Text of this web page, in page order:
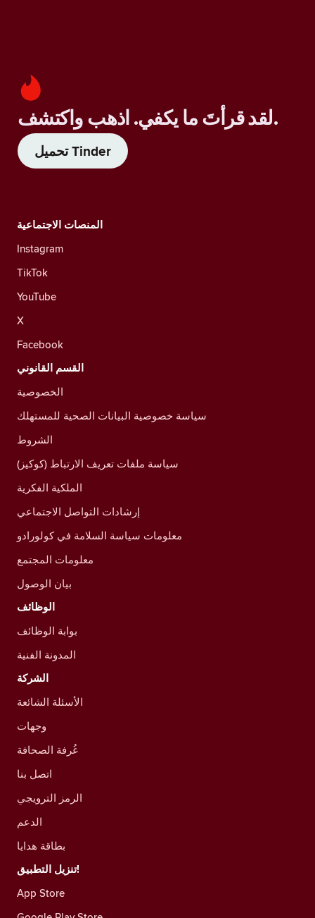
لقد قرأتَ ما يكفي. اذهب واكتشف.
تحميل Tinder
المنصات الاجتماعية
Instagram
TikTok
YouTube
X
Facebook
القسم القانوني
الخصوصية
سياسة خصوصية البيانات الصحية للمستهلك
الشروط
سياسة ملفات تعريف الارتباط (كوكيز)
الملكية الفكرية
إرشادات التواصل الاجتماعي
معلومات سياسة السلامة في كولورادو
معلومات المجتمع
بيان الوصول
الوظائف
بوابة الوظائف
المدونة الفنية
الشركة
الأسئلة الشائعة
وجهات
غُرفة الصحافة
اتصل بنا
الرمز الترويجي
الدعم
بطاقة هدايا
تنزيل التطبيق!
App Store